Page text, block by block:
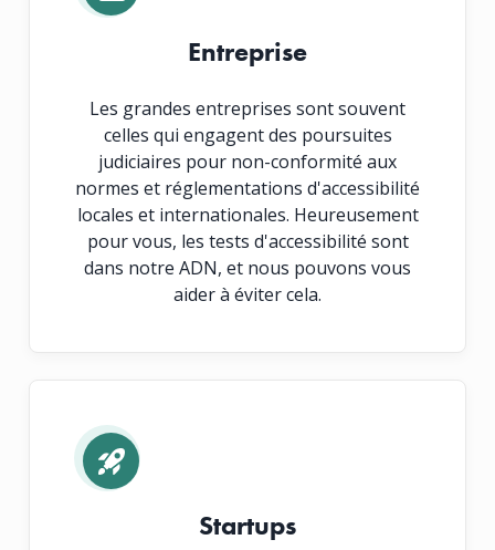
Entreprise
Les grandes entreprises sont souvent
celles qui engagent des poursuites
judiciaires pour non-conformité aux
normes et réglementations d'accessibilité
locales et internationales. Heureusement
pour vous, les tests d'accessibilité sont
dans notre ADN, et nous pouvons vous
aider à éviter cela.
Startups